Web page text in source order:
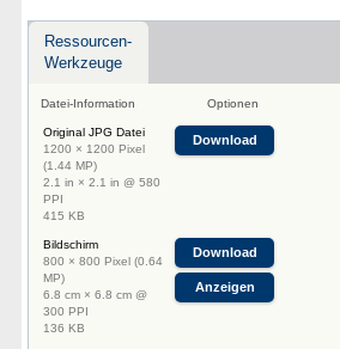
Ressourcen-
Werkzeuge
Datei-Information Optionen
Original JPG Datei
1200 × 1200 Pixel
(1.44 MP)
2.1 in × 2.1 in @ 580
PPI
415 KB
Download
Bildschirm
800 × 800 Pixel (0.64
MP)
6.8 cm × 6.8 cm @
300 PPI
136 KB
Download
Anzeigen